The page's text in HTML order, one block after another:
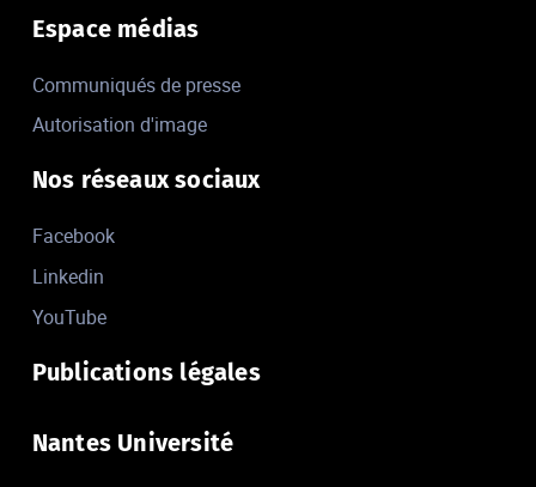
Espace médias
Communiqués de presse
Autorisation d'image
Nos réseaux sociaux
Facebook
Linkedin
YouTube
Publications légales
Nantes Université